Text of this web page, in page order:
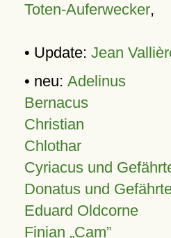
Toten-Auferwecker,
• Update: Jean
• neu: Adelinus
Bernacus
Christian
Chlothar
Cyriacus und
Donatus und
Eduard Oldcorne
Finian Cam